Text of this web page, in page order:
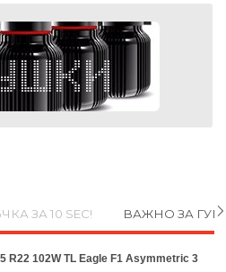
ЗА 10 SEC! ВАЖНО ЗА
R22 102W TL Eagle F1 Asymmetric 3